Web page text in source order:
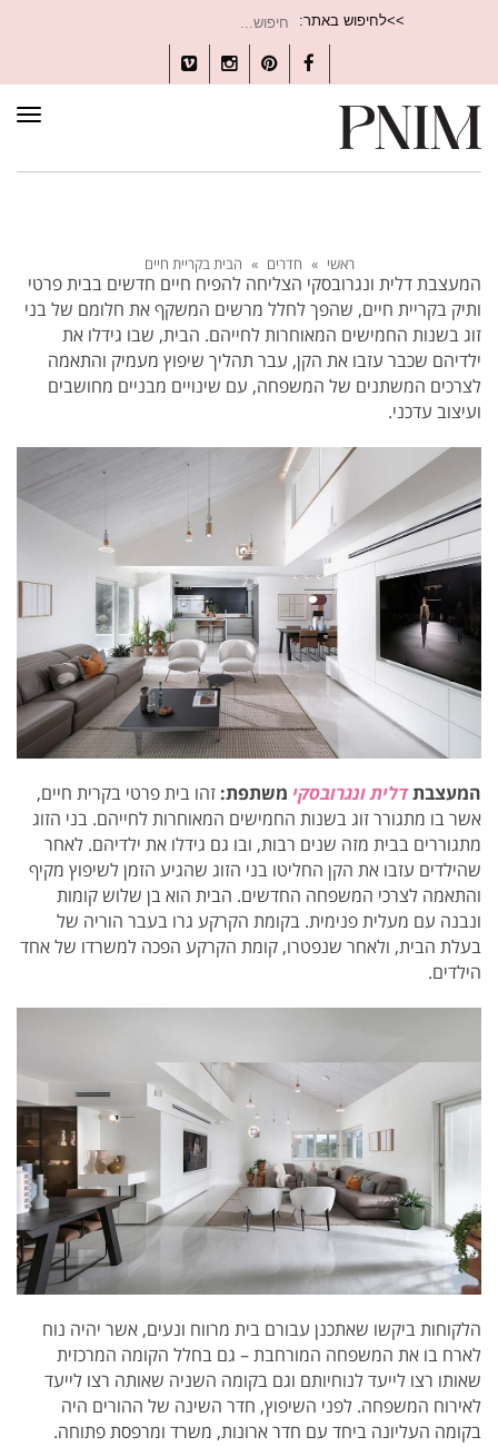
>>לחיפוש באתר:
עבור:
Facebook
Pinterest
Instagram
Vimeo
ראשי » חדרים » הבית בקריית חיים
המעצבת דלית ונגרובסקי הצליחה להפיח חיים חדשים בבית פרטי
ותיק בקריית חיים, שהפך לחלל מרשים המשקף את חלומם של בני
זוג בשנות החמישים המאוחרות לחייהם. הבית, שבו גידלו את
ילדיהם שכבר עזבו את הקן, עבר תהליך שיפוץ מעמיק והתאמה
לצרכים המשתנים של המשפחה, עם שינויים מבניים מחושבים
ועיצוב עדכני.
המעצבתדלית ונגרובסקי משתפת: זהו בית פרטי בקרית חיים,
אשר בו מתגורר זוג בשנות החמישים המאוחרות לחייהם. בני הזוג
מתגוררים בבית מזה שנים רבות, ובו גם גידלו את ילדיהם. לאחר
שהילדים עזבו את הקן החליטו בני הזוג שהגיע הזמן לשיפוץ מקיף
והתאמה לצרכי המשפחה החדשים. הבית הוא בן שלוש קומות
ונבנה עם מעלית פנימית. בקומת הקרקע גרו בעבר הוריה של
בעלת הבית, ולאחר שנפטרו, קומת הקרקע הפכה למשרדו של אחד
הילדים.
הלקוחות ביקשו שאתכנן עבורם בית מרווח ונעים, אשר יהיה נוח
לארח בו את המשפחה המורחבת – גם בחלל הקומה המרכזית
שאותו רצו לייעד לנוחיותם וגם בקומה השניה שאותה רצו לייעד
לאירוח המשפחה. לפני השיפוץ, חדר השינה של ההורים היה
בקומה העליונה ביחד עם חדר ארונות, משרד ומרפסת פתוחה.